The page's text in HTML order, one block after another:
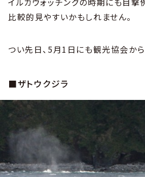
比較的見やすいかもしれません。
つい先日、5月1日にも観光協会か
■ザトウクジラ